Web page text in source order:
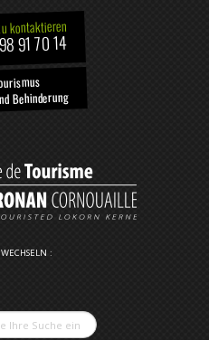
kontaktieren
91 70 14
Behinderung
: